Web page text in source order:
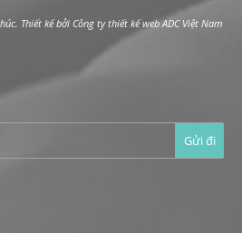
Thiết kế bởi Công ty thiết kế web ADC Việt Nam